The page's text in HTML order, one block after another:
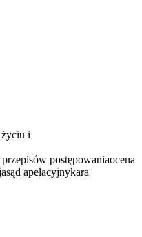
i
przepisów postępowaniaocena
sąd apelacyjnykara